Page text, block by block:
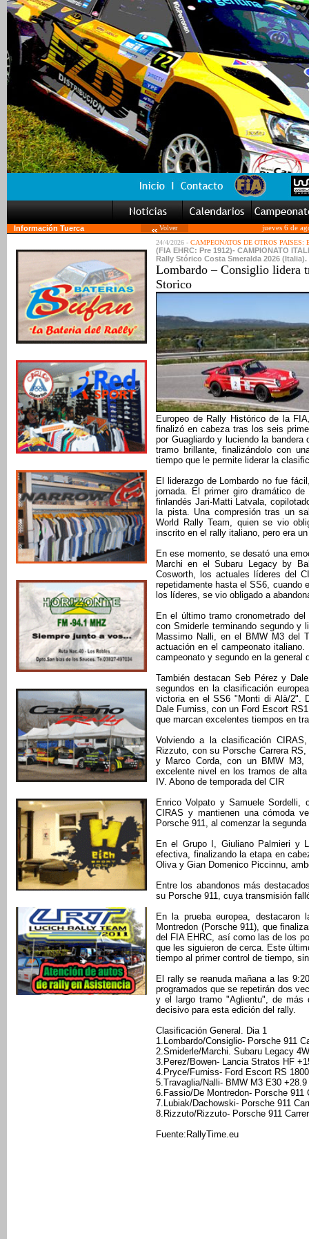
Información Tuerca Volver
jueves 6 de
24/4/2026 - CAMPEONATOS DE OTROS PAISES:
(FIA EHRC: Pre 1912)- CAMPIONATO
Rally Stórico Costa Smeralda 2026 (Italia).
Lombardo – Consiglio lidera
Storico
Europeo de Rally Histórico de la
finalizó en cabeza tras los seis
por Guagliardo y luciendo la
tramo brillante, finalizándolo con
tiempo que le permite liderar la
El liderazgo de Lombardo no fue
jornada. El primer giro dramático
finlandés Jari-Matti Latvala,
la pista. Una compresión tras un
World Rally Team, quien se vio
inscrito en el rally italiano, pero era
En ese momento, se desató una
Marchi en el Subaru Legacy by
Cosworth, los actuales líderes del
repetidamente hasta el SS6, cuando
los líderes, se vio obligado a
En el último tramo cronometrado
con Smiderle terminando segundo y
Massimo Nalli, en el BMW M3 del
actuación en el campeonato
campeonato y segundo en la general
También destacan Seb Pérez y
segundos en la clasificación
victoria en el SS6 "Monti di Alà/2".
Dale Furniss, con un Ford Escort
que marcan excelentes tiempos en
Volviendo a la clasificación
Rizzuto, con su Porsche Carrera
y Marco Corda, con un BMW M3,
excelente nivel en los tramos de
IV. Abono de temporada del CIR
Enrico Volpato y Samuele
CIRAS y mantienen una cómoda
Porsche 911, al comenzar la segunda
En el Grupo I, Giuliano Palmieri y
efectiva, finalizando la etapa en
Oliva y Gian Domenico Piccinnu,
Entre los abandonos más
su Porsche 911, cuya transmisión
En la prueba europea, destacaron
Montredon (Porsche 911), que
del FIA EHRC, así como las de los
que les siguieron de cerca. Este
tiempo al primer control de tiempo,
El rally se reanuda mañana a las
programados que se repetirán dos
y el largo tramo "Aglientu", de más
decisivo para esta edición del rally.
Clasificación General. Dia 1
1.Lombardo/Consiglio- Porsche 911
2.Smiderle/Marchi. Subaru Legacy
3.Perez/Bowen- Lancia Stratos HF
4.Pryce/Furniss- Ford Escort RS
5.Travaglia/Nalli- BMW M3 E30 +28.9
6.Fassio/De Montredon- Porsche 911
7.Lubiak/Dachowski- Porsche 911
8.Rizzuto/Rizzuto- Porsche 911
Fuente:RallyTime.eu